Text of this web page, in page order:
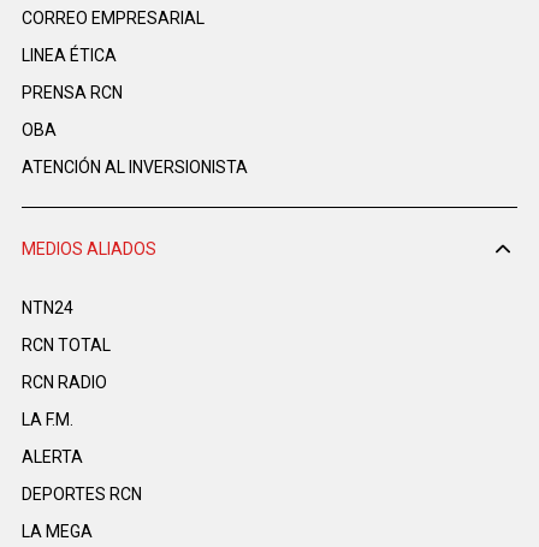
CORREO EMPRESARIAL
LINEA ÉTICA
PRENSA RCN
OBA
ATENCIÓN AL INVERSIONISTA
MEDIOS ALIADOS
NTN24
RCN TOTAL
RCN RADIO
LA F.M.
ALERTA
DEPORTES RCN
LA MEGA